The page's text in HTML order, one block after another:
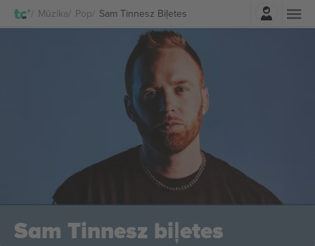
Mūzika Pop Sam Tinnesz BiļetesPierakstīties
Sam Tinnesz biļetes